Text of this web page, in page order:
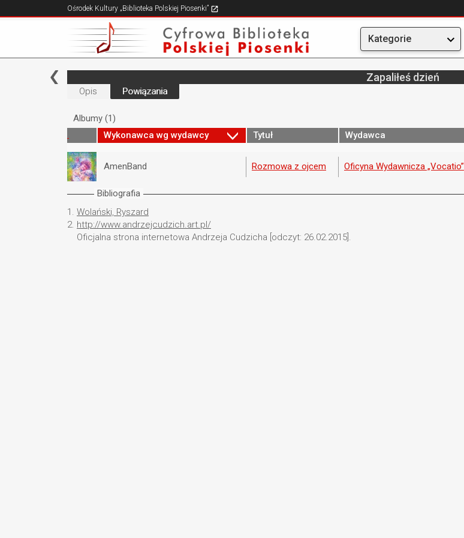
Ośrodek Kultury „Biblioteka Polskiej Piosenki”
Kategorie
Zapaliłeś dzień
Opis Powiązania
Albumy (1)
Wykonawca wg wydawcy
Tytuł Wydawca
AmenBand Rozmowa z ojcem Oficyna Wydawnicza „Vocatio”
Bibliografia
1. Wolański, Ryszard
2. http://www.andrzejcudzich.art.pl/
Oficjalna strona internetowa Andrzeja Cudzicha [odczyt: 26.02.2015].